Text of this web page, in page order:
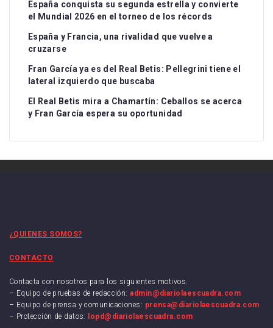
España conquista su segunda estrella y convierte
el Mundial 2026 en el torneo de los récords
España y Francia, una rivalidad que vuelve a
cruzarse
Fran García ya es del Real Betis: Pellegrini tiene el
lateral izquierdo que buscaba
El Real Betis mira a Chamartín: Ceballos se acerca
y Fran García espera su oportunidad
¿QUIENES SOMOS?
CONTACTO
Contacta con nosotros para los siguientes motivos.
– Equipo de pruebas de redacción:admin@diariolaescuadra.com
– Equipo de prensa y comunicaciones: prensa@diariolaescuadra.com
– Protección de datos:
lopd@diariolaescuadra.com